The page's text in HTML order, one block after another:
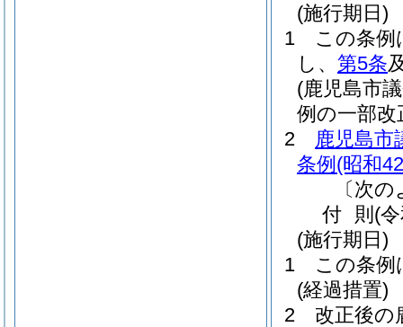
(施行期日)
1
この条例
し、 第5条
(鹿児島市
例の一部改
2
鹿児島市
条例 (昭和
〔次
付 則 (
(施行期日)
1
この条例
(経過措置)
2
改正後の